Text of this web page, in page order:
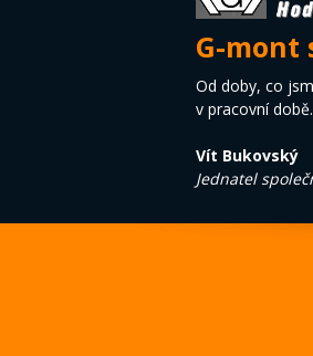
G-mont
Od doby, co
v pracovní době.
Vít Bukovský
Jednatel